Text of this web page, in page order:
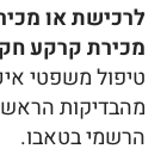
לרכישת או
מכירת קרקע
טיפול משפטי
מהבדיקות
הרשמי בטאבו.